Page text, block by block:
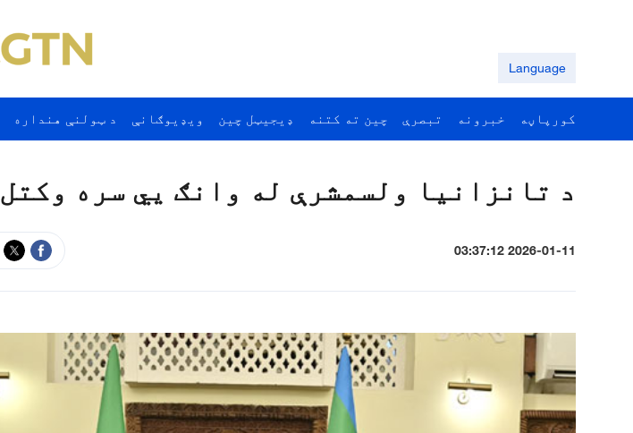
Language
کورپاڼه خبرونه تبصرې چين ته کتنه ډيجيټل چين ويډيوګانې د ټولنې هنداره
د تانزانيا ولسمشرې له وانګ يي سره وکتل
2026-01-11 03:37:12